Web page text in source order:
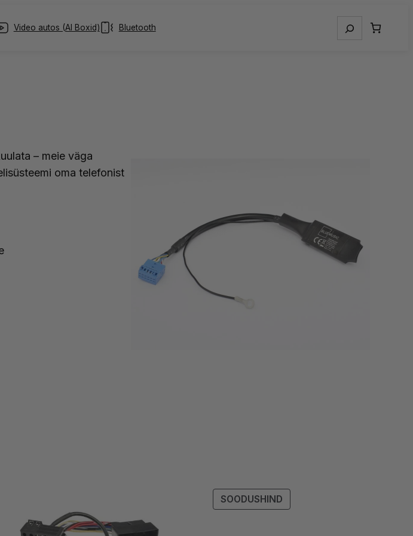
Video autos (AI Boxid) Bluetooth Otsing
– meie väga
oma telefonist
SOODUSHINDSOODUSMÜÜGIS
TOODE